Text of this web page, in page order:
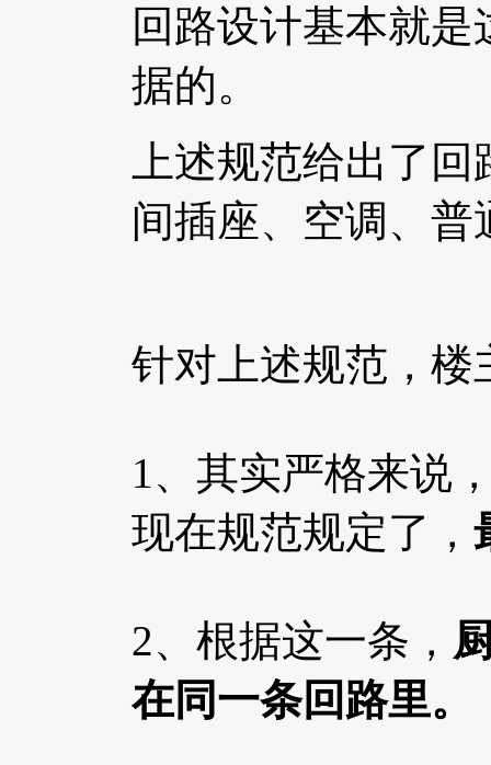
回路设计基本就
据的。
上述规范给出了
间插座、空调、
针对上述规范，楼
1、其实严格来说
现在规范规定了，
2、根据这一条，
在同一条回路里。